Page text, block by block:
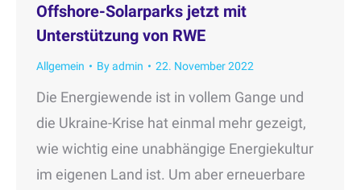
Offshore-Solarparks jetzt mit
Unterstützung von RWE
Allgemein Byadmin 22. November 2022
Die Energiewende ist in vollem Gange und
die Ukraine-Krise hat einmal mehr gezeigt,
wie wichtig eine unabhängige Energiekultur
im eigenen Land ist. Um aber erneuerbare